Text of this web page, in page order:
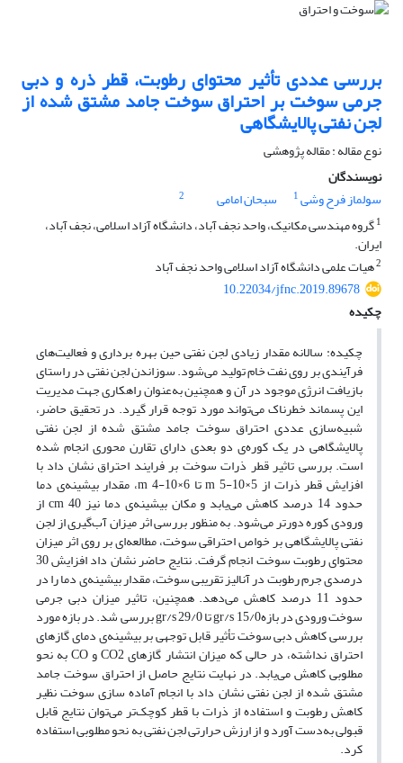
بررسی عددی تأثیر محتوای رطوبت، قطر ذره و دبی
جرمی سوخت بر احتراق سوخت جامد مشتق شده از
لجن نفتی پالایشگاهی
نوع مقاله : مقاله پژوهشی
نویسندگان
سولماز فرح وشی1 سبحان امامی
2
1گروه مهندسی مکانیک، واحد نجف آباد، دانشگاه آزاد اسلامی، نجف آباد،
ایران.
2هیات علمی دانشگاه آزاد اسلامی واحد نجف آباد
10.22034/jfnc.2019.89678
چکیده
چکیده: سالانه مقدار زیادی لجن نفتی حین بهره برداری و فعالیت‌های
فرآیندی بر روی نفت خام تولید می‌شود. سوزاندن لجن ‌نفتی در راستای
بازیافت انرژی موجود در آن و همچنین به‌عنوان راهکاری جهت مدیریت
این پسماند خطرناک می‌تواند مورد توجه قرار گیرد. در تحقیق حاضر،
شبیه‌سازی عددی احتراق سوخت جامد مشتق شده از لجن نفتی
پالایشگاهی در یک کوره‌ی دو بعدی دارای تقارن محوری انجام شده
است. بررسی تاثیر قطر ذرات سوخت بر فرایند احتراق نشان داد با
افزایش قطر ذرات از m 5-10×5 تا m 4-10×6، مقدار بیشینه‌ی دما
حدود 14 درصد کاهش می‌یابد و مکان بیشینه‌ی دما نیز cm 40 از
ورودی کوره دورتر می‌شود. به منظور بررسی اثر میزان آب‌گیری از لجن
نفتی پالایشگاهی بر خواص احتراقی سوخت، مطالعه‌ای بر روی اثر میزان
محتوای رطوبت سوخت انجام گرفت. نتایج حاضر نشان داد افزایش 30
درصدی جرم رطوبت در آنالیز تقریبی سوخت، مقدار بیشینه‌ی دما را در
حدود 11 درصد کاهش می‌دهد. همچنین، تاثیر میزان دبی جرمی
سوخت ورودی در بازهgr/s 15/0 تا gr/s 29/0 بررسی شد. در بازه مورد
بررسی کاهش دبی سوخت تأثیر قابل توجهی بر بیشینه‌ی دمای گازهای
احتراق نداشته، در حالی که میزان انتشار گازهای CO2 و CO به نحو
مطلوبی کاهش می‌یابد. در نهایت نتایج حاصل از احتراق سوخت جامد
مشتق شده از لجن نفتی نشان داد با انجام آماده‌ سازی سوخت نظیر
کاهش رطوبت و استفاده از ذرات با قطر کوچک‌تر می‌توان نتایج قابل
قبولی به‌دست آورد و از ارزش حرارتی لجن نفتی به نحو مطلوبی استفاده
کرد.